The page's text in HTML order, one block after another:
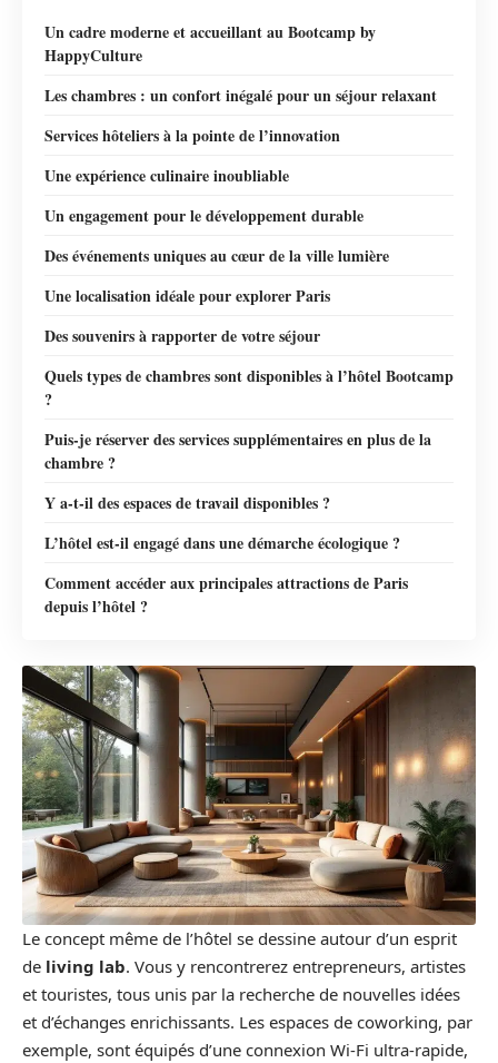
Un cadre moderne et accueillant au Bootcamp by
HappyCulture
Les chambres : un confort inégalé pour un séjour relaxant
Services hôteliers à la pointe de l’innovation
Une expérience culinaire inoubliable
Un engagement pour le développement durable
Des événements uniques au cœur de la ville lumière
Une localisation idéale pour explorer Paris
Des souvenirs à rapporter de votre séjour
Quels types de chambres sont disponibles à l’hôtel Bootcamp
?
Puis-je réserver des services supplémentaires en plus de la
chambre ?
Y a-t-il des espaces de travail disponibles ?
L’hôtel est-il engagé dans une démarche écologique ?
Comment accéder aux principales attractions de Paris
depuis l’hôtel ?
Le concept même de l’hôtel se dessine autour d’un esprit
de living lab. Vous y rencontrerez entrepreneurs, artistes
et touristes, tous unis par la recherche de nouvelles idées
et d’échanges enrichissants. Les espaces de coworking, par
exemple, sont équipés d’une connexion Wi-Fi ultra-rapide,